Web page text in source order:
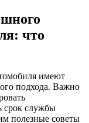
что
имеют
подхода. Важно
срок службы
полезные советы